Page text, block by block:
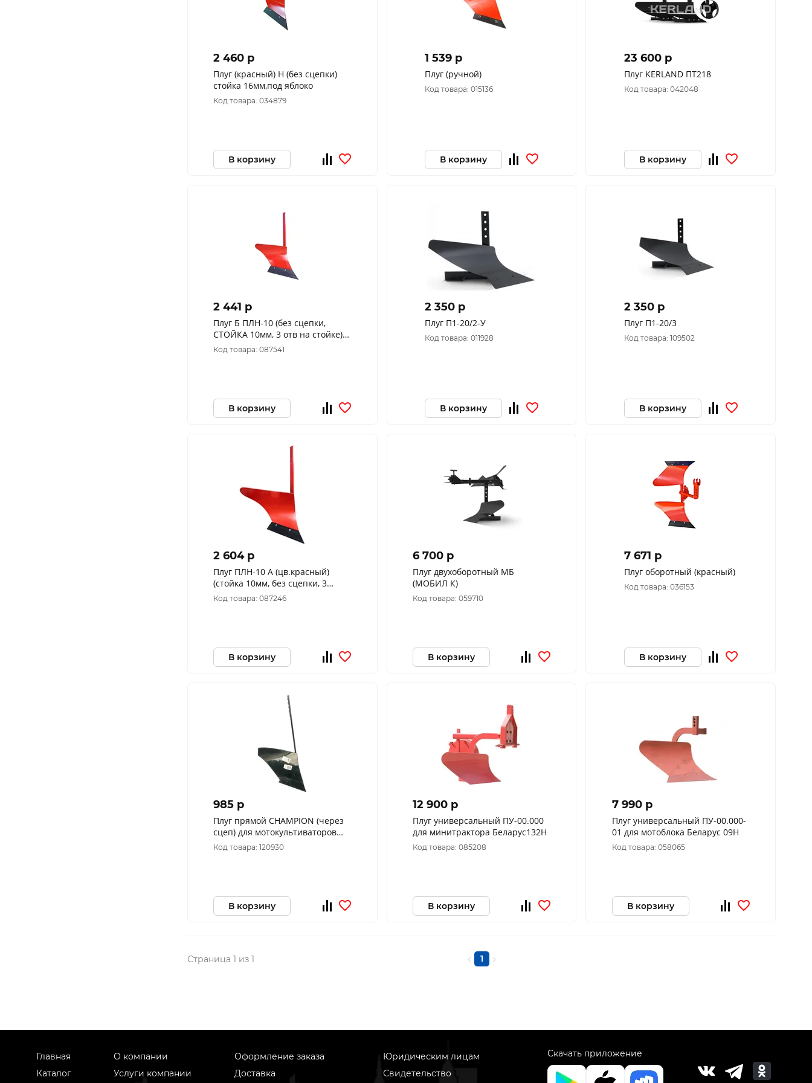
2 460 p
Плуг (красный) Н (без сцепки)
стойка 16мм,под яблоко
Код товара: 034879
В корзину
1 539 p
Плуг (ручной)
Код товара: 015136
В корзину
23 600 p
Плуг KERLAND ПТ218
Код товара: 042048
В корзину
2 441 p
Плуг Б ПЛН-10 (без сцепки,
СТОЙКА 10мм, 3 отв на стойке)
(красный)
Код товара: 087541
В корзину
2 350 p
Плуг П1-20/2-У
Код товара: 011928
В корзину
2 350 p
Плуг П1-20/3
Код товара: 109502
В корзину
2 604 p
Плуг ПЛН-10 А (цв.красный)
(стойка 10мм, без сцепки, 3
отв.на стойке, большой отв)
Код товара: 087246
В корзину
6 700 p
Плуг двухоборотный МБ
(МОБИЛ К)
Код товара: 059710
В корзину
7 671 p
Плуг оборотный (красный)
Код товара: 036153
В корзину
985 p
Плуг прямой CHAMPION (через
сцеп) для мотокультиваторов
5,6,7,8 серии, РОССИЯ, C3005
Код товара: 120930
В корзину
12 900 p
Плуг универсальный ПУ-00.000
для минитрактора Беларус132Н
Код товара: 085208
В корзину
7 990 p
Плуг универсальный ПУ-00.000-
01 для мотоблока Беларус 09Н
Код товара: 058065
В корзину
Страница 1 из 1 1
Главная
Каталог
О компании
Услуги компании
Оформление заказа
Доставка
Юридическим лицам
Свидетельство
Скачать приложение